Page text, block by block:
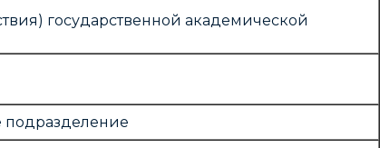
государственной академической
подразделение